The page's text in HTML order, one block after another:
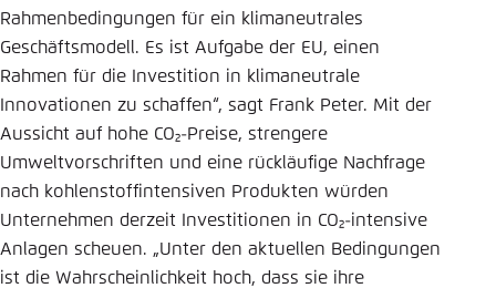
Rahmenbedingungen für ein klimaneutrales
Geschäftsmodell. Es ist Aufgabe der EU, einen
Rahmen für die Investition in klimaneutrale
Innovationen zu schaffen“, sagt Frank Peter. Mit der
Aussicht auf hohe CO₂-Preise, strengere
Umweltvorschriften und eine rückläufige Nachfrage
nach kohlenstoffintensiven Produkten würden
Unternehmen derzeit Investitionen in CO₂-intensive
Anlagen scheuen. „Unter den aktuellen Bedingungen
ist die Wahrscheinlichkeit hoch, dass sie ihre